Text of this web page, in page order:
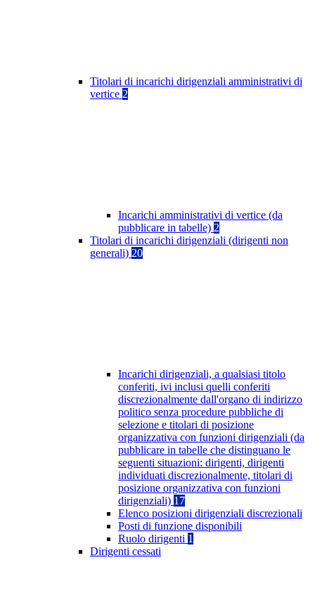
Titolari di incarichi dirigenziali amministrativi di
vertice 2
Incarichi amministrativi di vertice (da
pubblicare in tabelle) 2
Titolari di incarichi dirigenziali (dirigenti non
generali) 20
Incarichi dirigenziali, a qualsiasi titolo
conferiti, ivi inclusi quelli conferiti
discrezionalmente dall'organo di indirizzo
politico senza procedure pubbliche di
selezione e titolari di posizione
organizzativa con funzioni dirigenziali (da
pubblicare in tabelle che distinguano le
seguenti situazioni: dirigenti, dirigenti
individuati discrezionalmente, titolari di
posizione organizzativa con funzioni
dirigenziali) 17
Elenco posizioni dirigenziali discrezionali
Posti di funzione disponibili
Ruolo dirigenti 1
Dirigenti cessati